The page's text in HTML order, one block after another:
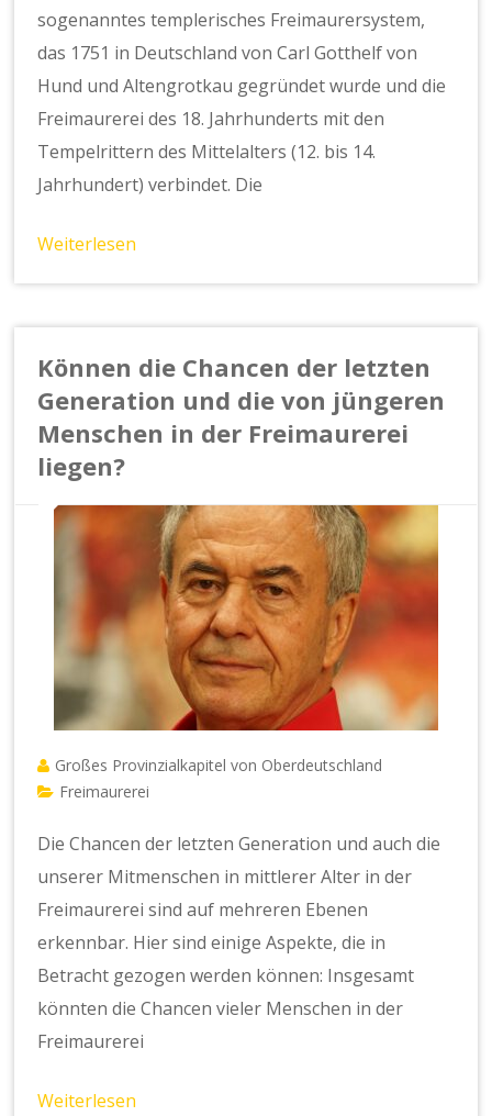
sogenanntes templerisches Freimaurersystem,
das 1751 in Deutschland von Carl Gotthelf von
Hund und Altengrotkau gegründet wurde und die
Freimaurerei des 18. Jahrhunderts mit den
Tempelrittern des Mittelalters (12. bis 14.
Jahrhundert) verbindet. Die
Weiterlesen
Können die Chancen der letzten
Generation und die von jüngeren
Menschen in der Freimaurerei
liegen?
Großes Provinzialkapitel von Oberdeutschland
Freimaurerei
Die Chancen der letzten Generation und auch die
unserer Mitmenschen in mittlerer Alter in der
Freimaurerei sind auf mehreren Ebenen
erkennbar. Hier sind einige Aspekte, die in
Betracht gezogen werden können: Insgesamt
könnten die Chancen vieler Menschen in der
Freimaurerei
Weiterlesen